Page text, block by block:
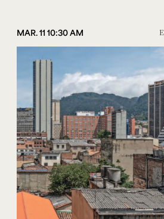
MAR. 11 10:30 AM